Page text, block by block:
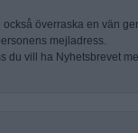
överraska en vän
mejladress.
du vill ha Nyhetsbrevet